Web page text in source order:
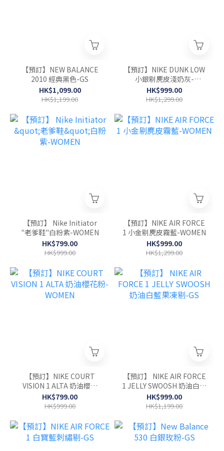
【預訂】NEW BALANCE
2010 經典黑色-GS
HK$1,099.00
HK$1,199.00
【預訂】NIKE DUNK LOW
小銀剔麂皮淺奶灰-
WOMEN
HK$999.00
HK$1,299.00
【預訂】 Nike Initiator
"老爹鞋"白粉紫-WOMEN
HK$799.00
HK$999.00
【預訂】NIKE AIR FORCE
1 小金剔麂皮霧藍-WOMEN
HK$999.00
HK$1,299.00
【預訂】NIKE COURT
VISION 1 ALTA 奶油櫻花
粉-WOMEN
HK$799.00
HK$999.00
【預訂】 NIKE AIR FORCE
1 JELLY SWOOSH 奶油白藍
果凍剔-GS
HK$999.00
HK$1,199.00